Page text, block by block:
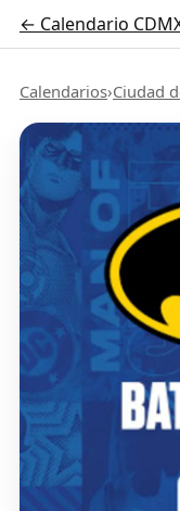
← Calendario
Calendarios›Ciudad